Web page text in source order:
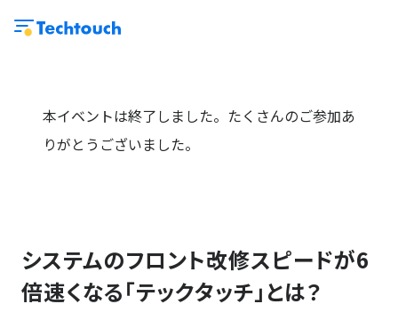
本イベントは終了しました。たくさんのご参加あ
りがとうございました。
システムのフロント改修スピードが6
倍速くなる「テックタッチ」とは？